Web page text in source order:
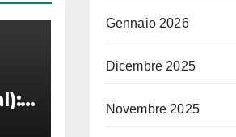
Gennaio 2026
Dicembre 2025
Novembre 2025